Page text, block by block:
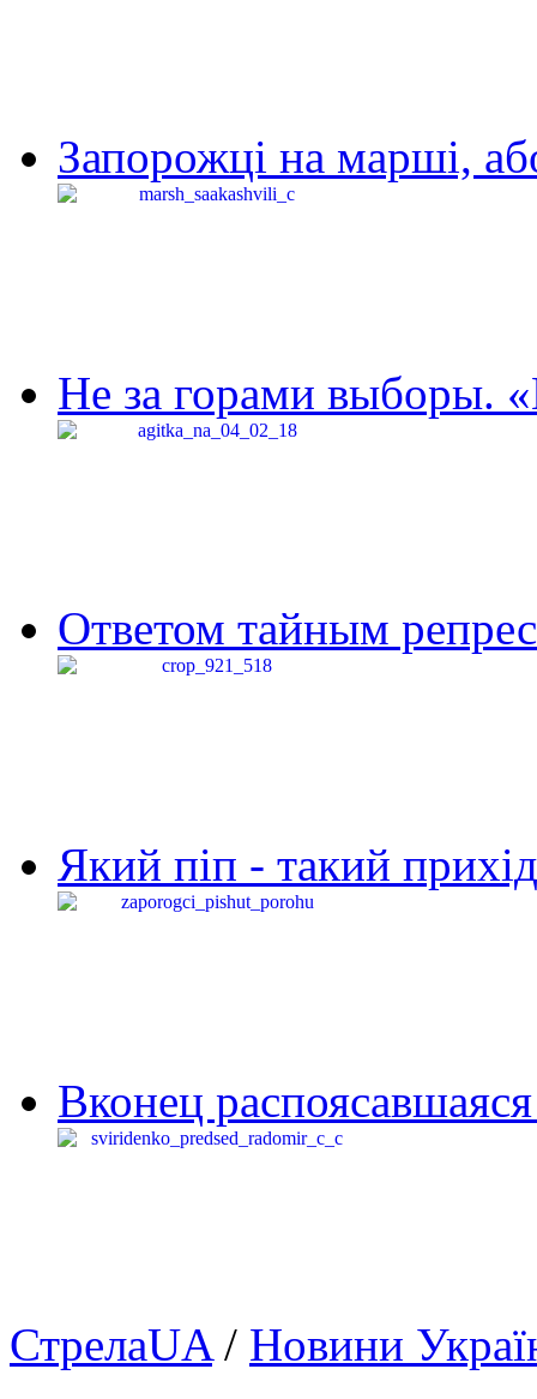
Запорожці на марші,
Не за горами выборы.
Ответом тайным
Який піп - такий
Вконец
СтрелаUA/ Новини